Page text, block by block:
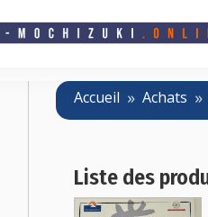
Accueil Achats
Liste des